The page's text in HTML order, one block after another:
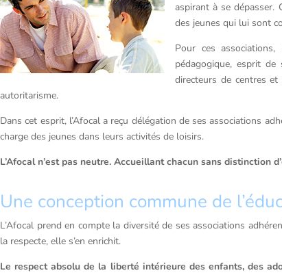
aspirant à se dépasser.
des jeunes qui lui sont
Pour ces
pédagogique, esprit
directeurs de centres
autoritarisme.
Dans cet esprit, l’Afocal a reçu délégation de ses associations
charge des jeunes dans leurs activités de loisirs.
L’Afocal n’est pas neutre. Accueillant chacun sans distinction
Une conception commune de
L’Afocal prend en compte la diversité de ses associations
la respecte, elle s’en enrichit.
Le respect absolu de la liberté intérieure des enfants, des